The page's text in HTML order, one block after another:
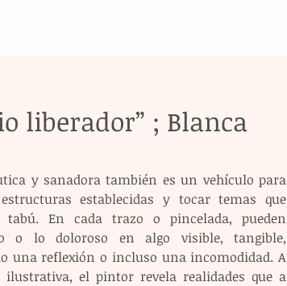
liberador” ; Blanca
y sanadora también es un vehículo para
establecidas y tocar temas que
En cada trazo o pincelada, pueden
o lo doloroso en algo visible, tangible,
una reflexión o incluso una incomodidad. A
el pintor revela realidades que a